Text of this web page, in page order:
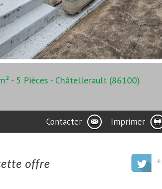
- 5 Pièces - Châtellerault (86100)
Contacter Imprimer
offre